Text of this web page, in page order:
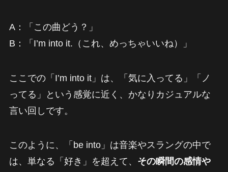
A：「この曲どう？」
B：「I’m into it.（これ、めっちゃいいね）」
ここでの「I’m into it」は、「気に入ってる」「ノ
ってる」という感覚に近く、かなりカジュアルな
言い回しです。
このように、「be into」は音楽やスラングの中で
は、単なる「好き」を超えて、 その瞬間の感情や